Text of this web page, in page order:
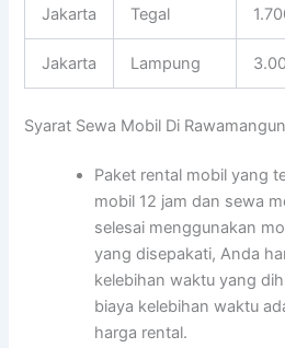
Jakarta Tegal
Jakarta Lampung
Syarat Sewa Mobil Di Rawamangun
Paket rental mobil yang
mobil 12 jam dan sewa
selesai menggunakan
yang disepakati, Anda
kelebihan waktu yang
biaya kelebihan waktu
harga rental.